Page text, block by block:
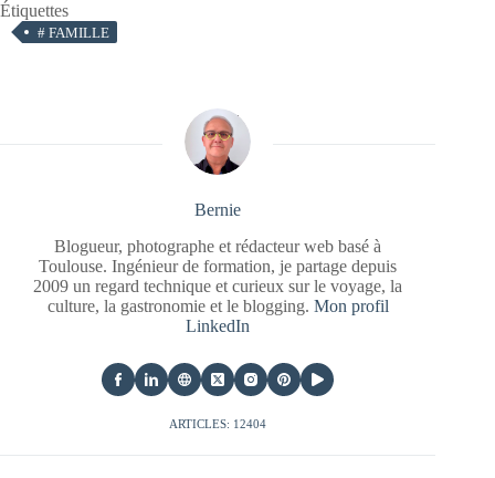
Étiquettes
# FAMILLE
Bernie
Blogueur, photographe et rédacteur web basé à
Toulouse. Ingénieur de formation, je partage depuis
2009 un regard technique et curieux sur le voyage, la
culture, la gastronomie et le blogging. Mon profil
LinkedIn
ARTICLES: 12404